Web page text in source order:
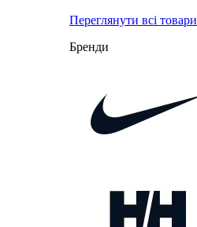
Переглянути всі товари
Бренди